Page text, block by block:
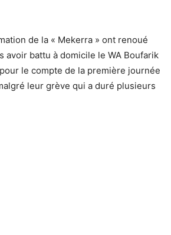
de la « Mekerra » ont renoué
avoir battu à domicile le WA Boufarik
le compte de la première journée
leur grève qui a duré plusieurs